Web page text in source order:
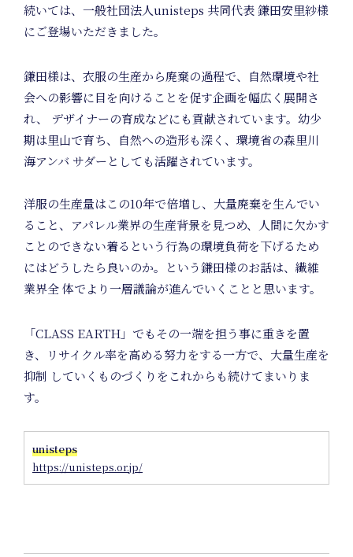
続いては、一般社団法人unisteps 共同代表 鎌田安里紗様
にご登場いただきました。
鎌田様は、衣服の生産から廃棄の過程で、自然環境や社
会への影響に目を向けることを促す企画を幅広く展開さ
れ、 デザイナーの育成などにも貢献されています。幼少
期は里山で育ち、自然への造形も深く、環境省の森里川
海アンバ サダーとしても活躍されています。
洋服の生産量はこの10年で倍増し、大量廃棄を生んでい
ること、アパレル業界の生産背景を見つめ、人間に欠かす
ことのできない着るという行為の環境負荷を下げるため
にはどうしたら良いのか。という鎌田様のお話は、繊維
業界全 体でより一層議論が進んでいくことと思います。
「CLASS EARTH」でもその一端を担う事に重きを置
き、リサイクル率を高める努力をする一方で、大量生産を
抑制 していくものづくりをこれからも続けてまいりま
す。
unisteps
https://unisteps.or.jp/